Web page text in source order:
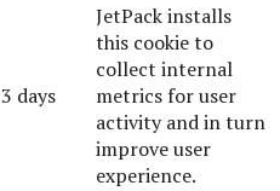
3 days
JetPack installs
this cookie to
collect internal
metrics for user
activity and in turn
improve user
experience.